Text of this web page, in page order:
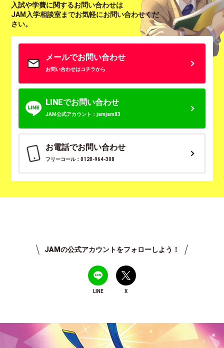
入試や学費に関するお問い合わせは
JAM入学相談室までお気軽にお問い合わせくだ
さい。
メールでお問い合わせ
お問い合わせはコチラから
LINEでお問い合わせ
JAM公式アカウント：jamjam83
お電話でお問い合わせ
フリーコール：0120-964-308
JAMの公式アカウントをフォローしよう！
LINE X